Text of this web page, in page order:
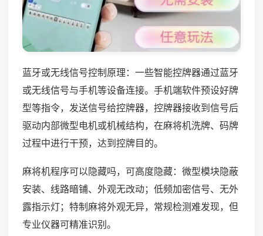
蓝牙或无线信号控制原理：一些智能控牌器通过蓝牙
或无线信号与手机等设备连接。手机端软件预设好牌
型等指令，发送信号给控牌器，控牌器接收到信号后
驱动内部微型电机或机械结构，在麻将机洗牌、码牌
过程中进行干预，达到控牌目的。
麻将机程序可以隐藏吗，可高度隐藏：微型模块隐蔽
安装、线路暗铺、外观无改动；低频加密信号、无外
露指示灯；特制麻将外观无异，常规检测难发现，但
专业仪器可精准识别。